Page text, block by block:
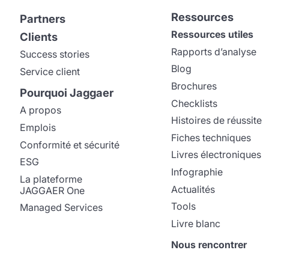
Partners
Clients
Success stories
Service client
Pourquoi Jaggaer
A propos
Emplois
Conformité et sécurité
ESG
La plateforme
JAGGAER One
Managed Services
Ressources
Ressources utiles
Rapports d’analyse
Blog
Brochures
Checklists
Histoires de réussite
Fiches techniques
Livres électroniques
Infographie
Actualités
Tools
Livre blanc
Nous rencontrer